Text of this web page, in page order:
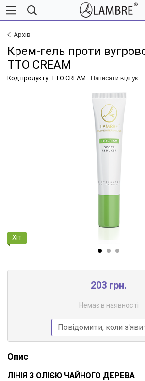
Архів
Крем-гель проти
TTO CREAM
Код продукту: TTO CREAM Написати відгук
Хіт
203 грн.
Немає в наявності
Повідомити, коли
Опис
ЛІНІЯ З ОЛІЄЮ ЧАЙНОГО ДЕРЕВА